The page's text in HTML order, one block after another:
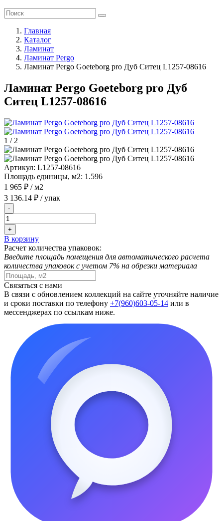
Главная
Каталог
Ламинат
Ламинат Pergo
Ламинат Pergo Goeteborg pro Дуб Ситец L1257-08616
Ламинат Pergo Goeteborg pro Дуб
Ситец L1257-08616
1 / 2
Артикул: L1257-08616
Площадь единицы, м2: 1.596
1 965 ₽ / м2
3 136.14 ₽ / упак
-
+
В корзину
Расчет количества упаковок:
Введите площадь помещения для автоматического расчета
количества упаковок с учетом 7% на обрезки материала
Связаться с нами
В связи с обновлением коллекций на сайте уточняйте наличие
и сроки поставки по телефону +7(960)603-05-14 или в
мессенджерах по ссылкам ниже.